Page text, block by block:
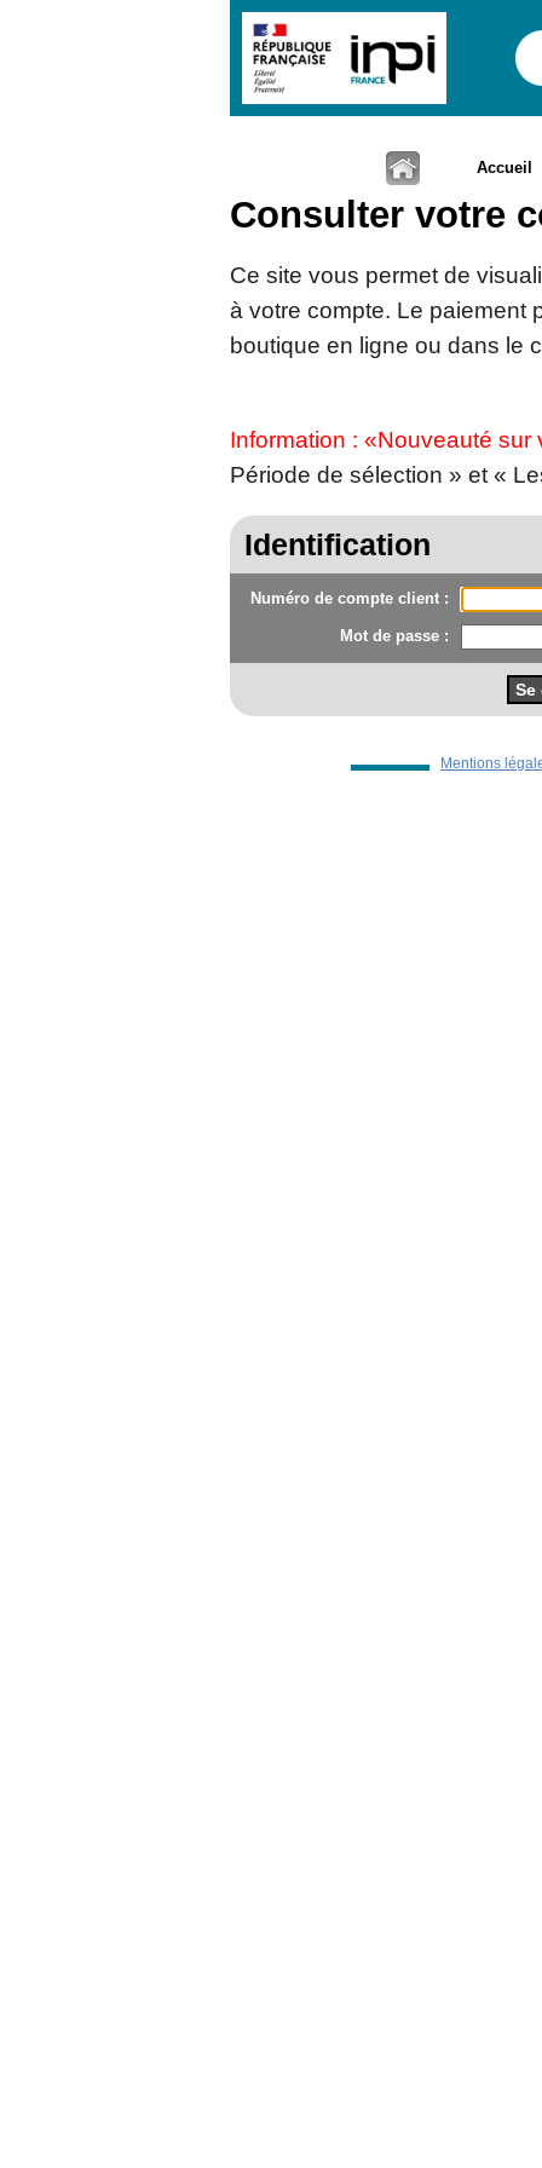
Accueil
Consulter votre
Ce site vous permet de
à votre compte. Le paiement
boutique en ligne ou dans le
Information : «Nouveauté
Période de sélection » et «
Identification
Numéro de compte client :
Mot de passe :
Mentions